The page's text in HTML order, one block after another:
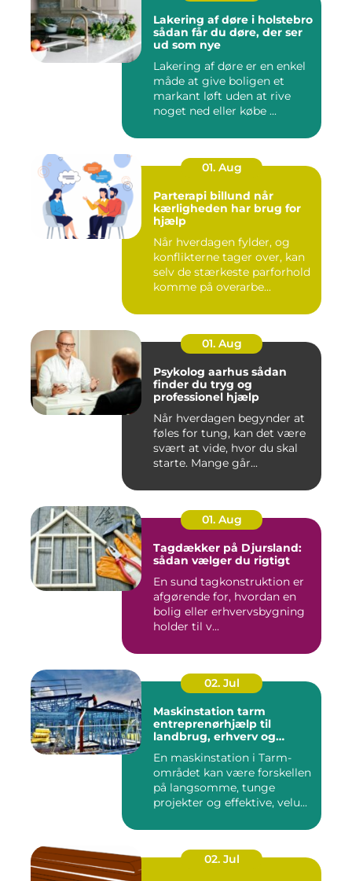
Lakering af døre i holstebro
sådan får du døre, der ser
ud som nye
Lakering af døre er en enkel
måde at give boligen et
markant løft uden at rive
noget ned eller købe ...
01. Aug
Parterapi billund når
kærligheden har brug for
hjælp
Når hverdagen fylder, og
konflikterne tager over, kan
selv de stærkeste parforhold
komme på overarbe...
01. Aug
Psykolog aarhus sådan
finder du tryg og
professionel hjælp
Når hverdagen begynder at
føles for tung, kan det være
svært at vide, hvor du skal
starte. Mange går...
01. Aug
Tagdækker på Djursland:
sådan vælger du rigtigt
En sund tagkonstruktion er
afgørende for, hvordan en
bolig eller erhvervsbygning
holder til v...
02. Jul
Maskinstation tarm
entreprenørhjælp til
landbrug, erhverv og
En maskinstation i Tarm-
området kan være forskellen
på langsomme, tunge
projekter og effektive, velu...
02. Jul